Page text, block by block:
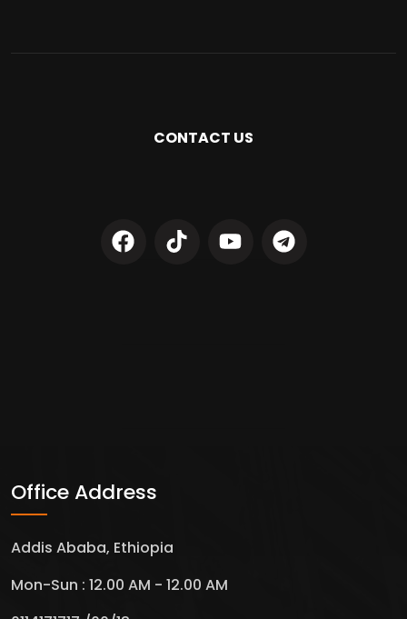
CONTACT US
Office Address
Addis Ababa, Ethiopia
Mon-Sun : 12.00 AM - 12.00 AM